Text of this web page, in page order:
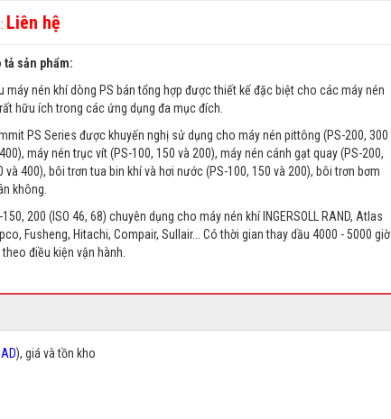
Liên hệ
tả sản phẩm:
máy nén khí dòng PS bán tổng hợp được thiết kế đặc biệt cho các máy nén
hữu ích trong các ứng dụng đa mục đích.
PS Series được khuyến nghị sử dụng cho máy nén pittông (PS-200, 300
máy nén trục vít (PS-100, 150 và 200), máy nén cánh gạt quay (PS-200,
và 400), bôi trơn tua bin khí và hơi nước (PS-100, 150 và 200), bôi trơn bơm
không.
150, 200 (ISO 46, 68) chuyên dụng cho máy nén khí INGERSOLL RAND, Atlas
Fusheng, Hitachi, Compair, Sullair... Có thời gian thay dầu 4000 - 5000 giờ
theo điều kiện vận hành.
), giá và tồn kho